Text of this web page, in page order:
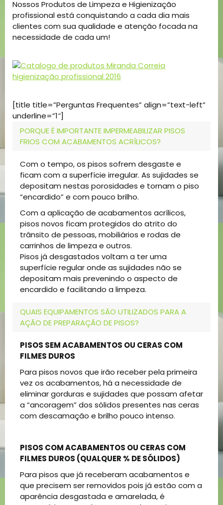
Nossos Produtos de Limpeza e Higienização
profissional está conquistando a cada dia mais
clientes com sua qualidade e atenção focada na
necessidade de cada um!
[title title=”Perguntas Frequentes” align=”text-left”
underline=”1″]
PORQUE É IMPORTANTE IMPERMEABILIZAR PISOS
FRIOS COM ACABAMENTOS ACRÍLICOS?
Com o tempo, os pisos sofrem desgaste e
ficam com a superfície irregular. As sujidades se
depositam nestas porosidades e tornam o piso
“encardido” e com pouco brilho.
Com a aplicação de acabamentos acrílicos,
pisos novos ficam protegidos do atrito do
trânsito de pessoas, mobiliários e rodas de
carrinhos de limpeza e outros.
Pisos já desgastados voltam a ter uma
superfície regular onde as sujidades não se
depositam mais prevenindo o aspecto de
encardido e facilitando a limpeza.
QUAIS EQUIPAMENTOS SÃO UTILIZADOS PARA A
AÇÃO DE PREPARAÇÃO DE PISOS?
PISOS SEM ACABAMENTOS OU CERAS COM
FILMES DUROS
Para pisos novos que irão receber pela primeira
vez os acabamentos, há a necessidade de
eliminar gorduras e sujidades que possam afetar
a “ancoragem” dos sólidos presentes nas ceras
com descamação e brilho pouco intenso.
PISOS COM ACABAMENTOS OU CERAS COM
FILMES DUROS (QUALQUER % DE SÓLIDOS)
Para pisos que já receberam acabamentos e
que precisem ser removidos pois já estão com a
aparência desgastada e amarelada, é